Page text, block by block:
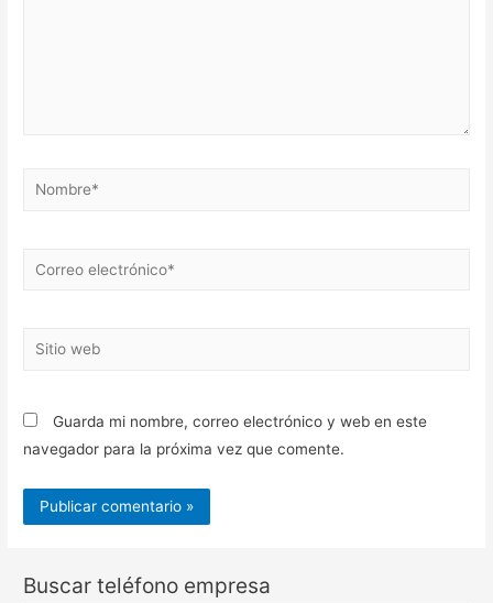
Nombre*
Correo
Sitio
Guarda mi nombre, correo electrónico y web en este
navegador para la próxima vez que comente.
Buscar teléfono empresa